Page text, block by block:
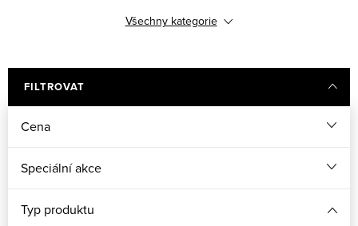
Všechny kategorie
FILTROVAT
Cena
Speciální akce
Typ produktu